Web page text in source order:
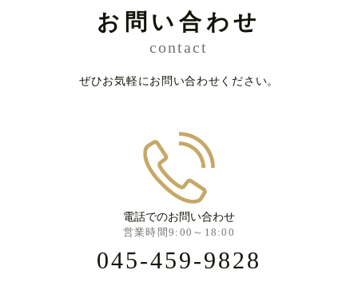
お問い合わせ
contact
ぜひお気軽にお問い合わせください。
電話でのお問い合わせ
営業時間9:00～18:00
045-459-9828